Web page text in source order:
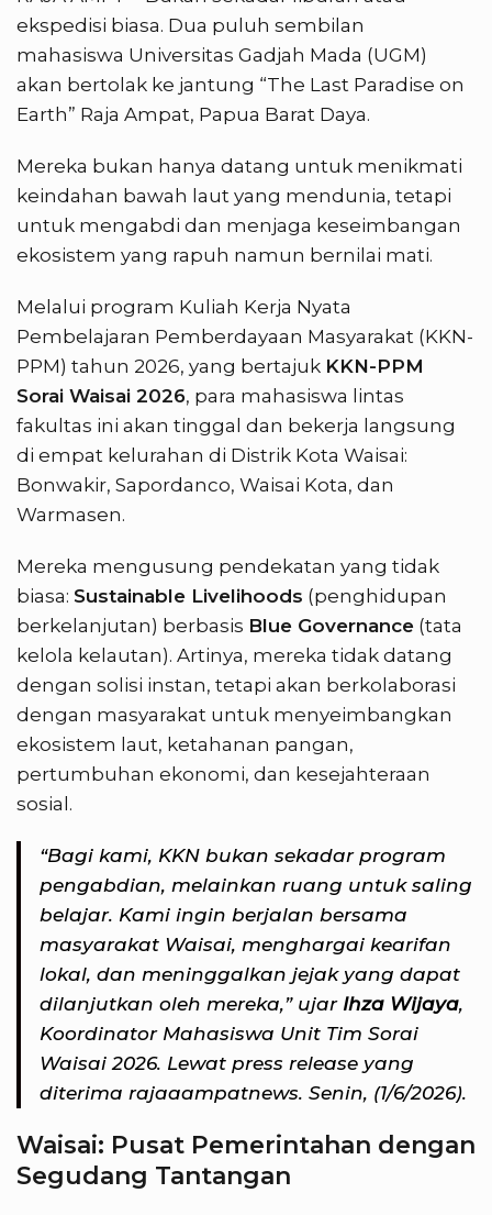
ekspedisi biasa. Dua puluh sembilan
mahasiswa Universitas Gadjah Mada (UGM)
akan bertolak ke jantung “The Last Paradise on
Earth” Raja Ampat, Papua Barat Daya.
Mereka bukan hanya datang untuk menikmati
keindahan bawah laut yang mendunia, tetapi
untuk mengabdi dan menjaga keseimbangan
ekosistem yang rapuh namun bernilai mati.
Melalui program Kuliah Kerja Nyata
Pembelajaran Pemberdayaan Masyarakat (KKN-
PPM) tahun 2026, yang bertajuk KKN-PPM
Sorai Waisai 2026, para mahasiswa lintas
fakultas ini akan tinggal dan bekerja langsung
di empat kelurahan di Distrik Kota Waisai:
Bonwakir, Sapordanco, Waisai Kota, dan
Warmasen.
Mereka mengusung pendekatan yang tidak
biasa: Sustainable Livelihoods (penghidupan
berkelanjutan) berbasis Blue Governance (tata
kelola kelautan). Artinya, mereka tidak datang
dengan solisi instan, tetapi akan berkolaborasi
dengan masyarakat untuk menyeimbangkan
ekosistem laut, ketahanan pangan,
pertumbuhan ekonomi, dan kesejahteraan
sosial.
“Bagi kami, KKN bukan sekadar program
pengabdian, melainkan ruang untuk saling
belajar. Kami ingin berjalan bersama
masyarakat Waisai, menghargai kearifan
lokal, dan meninggalkan jejak yang dapat
dilanjutkan oleh mereka,” ujar Ihza Wijaya,
Koordinator Mahasiswa Unit Tim Sorai
Waisai 2026. Lewat press release yang
diterima rajaaampatnews. Senin, (1/6/2026).
Waisai: Pusat Pemerintahan dengan
Segudang Tantangan